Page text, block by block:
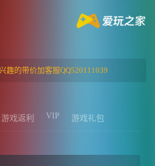
趣的带价加客服QQ520111039
游戏返利 VIP 游戏礼包